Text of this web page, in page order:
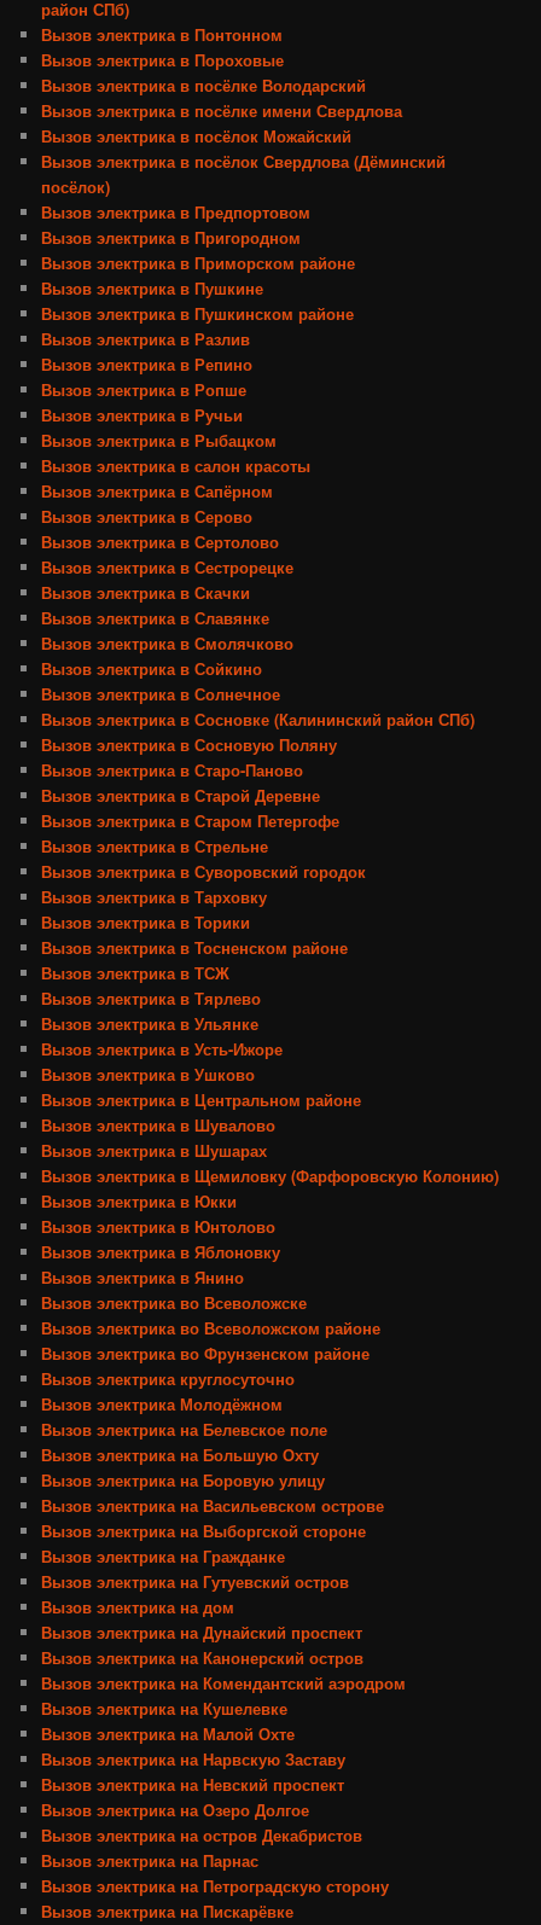
район СПб)
Вызов электрика в Понтонном
Вызов электрика в Пороховые
Вызов электрика в посёлке Володарский
Вызов электрика в посёлке имени Свердлова
Вызов электрика в посёлок Можайский
Вызов электрика в посёлок Свердлова (Дёминский
посёлок)
Вызов электрика в Предпортовом
Вызов электрика в Пригородном
Вызов электрика в Приморском районе
Вызов электрика в Пушкине
Вызов электрика в Пушкинском районе
Вызов электрика в Разлив
Вызов электрика в Репино
Вызов электрика в Ропше
Вызов электрика в Ручьи
Вызов электрика в Рыбацком
Вызов электрика в салон красоты
Вызов электрика в Сапёрном
Вызов электрика в Серово
Вызов электрика в Сертолово
Вызов электрика в Сестрорецке
Вызов электрика в Скачки
Вызов электрика в Славянке
Вызов электрика в Смолячково
Вызов электрика в Сойкино
Вызов электрика в Солнечное
Вызов электрика в Сосновке (Калининский район СПб)
Вызов электрика в Сосновую Поляну
Вызов электрика в Старо-Паново
Вызов электрика в Старой Деревне
Вызов электрика в Старом Петергофе
Вызов электрика в Стрельне
Вызов электрика в Суворовский городок
Вызов электрика в Тарховку
Вызов электрика в Торики
Вызов электрика в Тосненском районе
Вызов электрика в ТСЖ
Вызов электрика в Тярлево
Вызов электрика в Ульянке
Вызов электрика в Усть-Ижоре
Вызов электрика в Ушково
Вызов электрика в Центральном районе
Вызов электрика в Шувалово
Вызов электрика в Шушарах
Вызов электрика в Щемиловку (Фарфоровскую Колонию)
Вызов электрика в Юкки
Вызов электрика в Юнтолово
Вызов электрика в Яблоновку
Вызов электрика в Янино
Вызов электрика во Всеволожске
Вызов электрика во Всеволожском районе
Вызов электрика во Фрунзенском районе
Вызов электрика круглосуточно
Вызов электрика Молодёжном
Вызов электрика на Белевское поле
Вызов электрика на Большую Охту
Вызов электрика на Боровую улицу
Вызов электрика на Васильевском острове
Вызов электрика на Выборгской стороне
Вызов электрика на Гражданке
Вызов электрика на Гутуевский остров
Вызов электрика на дом
Вызов электрика на Дунайский проспект
Вызов электрика на Канонерский остров
Вызов электрика на Комендантский аэродром
Вызов электрика на Кушелевке
Вызов электрика на Малой Охте
Вызов электрика на Нарвскую Заставу
Вызов электрика на Невский проспект
Вызов электрика на Озеро Долгое
Вызов электрика на остров Декабристов
Вызов электрика на Парнас
Вызов электрика на Петроградскую сторону
Вызов электрика на Пискарёвке